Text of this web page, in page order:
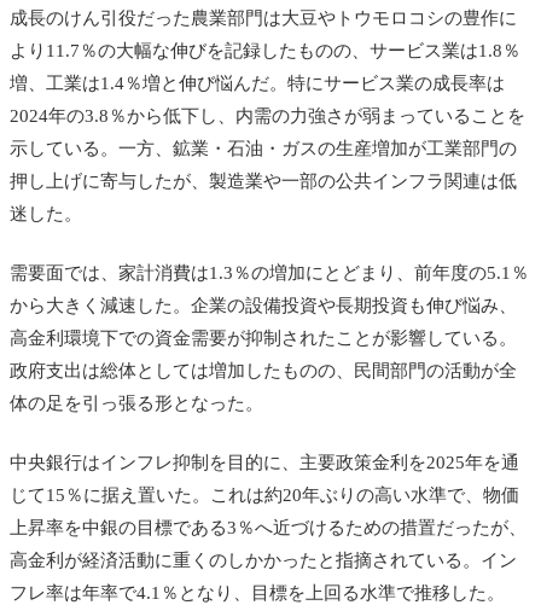
成長のけん引役だった農業部門は大豆やトウモロコシの豊作に
より11.7％の大幅な伸びを記録したものの、サービス業は1.8％
増、工業は1.4％増と伸び悩んだ。特にサービス業の成長率は
2024年の3.8％から低下し、内需の力強さが弱まっていることを
示している。一方、鉱業・石油・ガスの生産増加が工業部門の
押し上げに寄与したが、製造業や一部の公共インフラ関連は低
迷した。
需要面では、家計消費は1.3％の増加にとどまり、前年度の5.1％
から大きく減速した。企業の設備投資や長期投資も伸び悩み、
高金利環境下での資金需要が抑制されたことが影響している。
政府支出は総体としては増加したものの、民間部門の活動が全
体の足を引っ張る形となった。
中央銀行はインフレ抑制を目的に、主要政策金利を2025年を通
じて15％に据え置いた。これは約20年ぶりの高い水準で、物価
上昇率を中銀の目標である3％へ近づけるための措置だったが、
高金利が経済活動に重くのしかかったと指摘されている。イン
フレ率は年率で4.1％となり、目標を上回る水準で推移した。